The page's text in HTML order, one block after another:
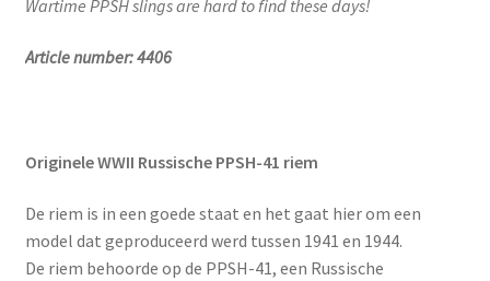
Wartime PPSH slings are hard to find these days!
Article number: 4406
Originele WWII Russische PPSH-41 riem
De riem is in een goede staat en het gaat hier om een
model dat geproduceerd werd tussen 1941 en 1944.
De riem behoorde op de PPSH-41, een Russische